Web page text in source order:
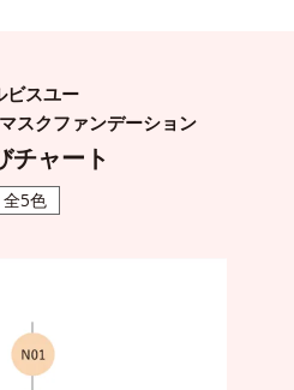
ビスユー
スクファンデーション
チャート
全5色